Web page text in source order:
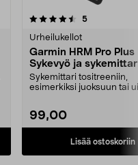
5arvostelut
Urheilukellot
Garmin HRM Pro Plus
Sykevyö ja
Sykemittari tositreeniin,
esimerkiksi juoksuun tai
99,00
Lisää ostoskoriin
4.5viidestä